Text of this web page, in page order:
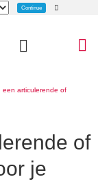
Continue
of
je